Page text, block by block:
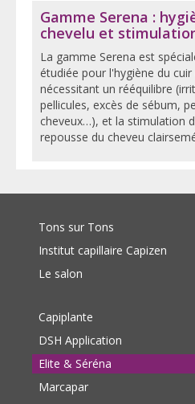
Gamme Serena :
chevelu et
La gamme Serena est
étudiée pour l'hygiène du cuir
nécessitant un rééquilibre
pellicules, excès de sébum,
cheveux…), et la stimulation
repousse du cheveu
Tons sur Tons
Institut capillaire Capizen
Le salon
Capiplante
DSH Application
Elite & Séréna
Marcapar